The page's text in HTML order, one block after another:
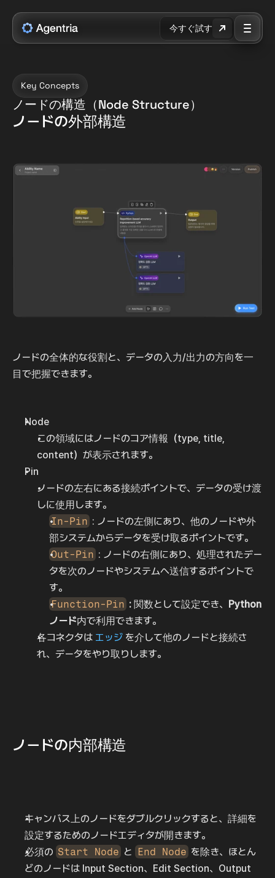
Key Concepts
ノードの構造（Node Structure）
ノードの外部構造
ノードの全体的な役割と、データの入力/出力の方向を一
目で把握できます。
Node
この領域にはノードのコア情報（type, title,
content）が表示されます。
Pin
ノードの左右にある接続ポイントで、データの受け渡
しに使用します。
In-Pin : ノードの左側にあり、他のノードや外
部システムからデータを受け取るポイントです。
Out-Pin : ノードの右側にあり、処理されたデー
タを次のノードやシステムへ送信するポイントで
す。
Function-Pin : 関数として設定でき、 Python
ノード内で利用できます。
各コネクタは エッジ を介して他のノードと接続さ
れ、データをやり取りします。
ノードの内部構造
キャンバス上のノードをダブルクリックすると、詳細を
設定するためのノードエディタが開きます。
必須の Start Node と End Node を除き、ほとん
どのノードは Input Section、Edit Section、Output
今すぐ試す